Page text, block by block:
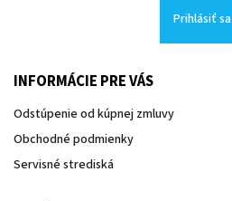
Prihlásiť sa
INFORMÁCIE PRE VÁS
Odstúpenie od kúpnej zmluvy
Obchodné podmienky
Servisné strediská